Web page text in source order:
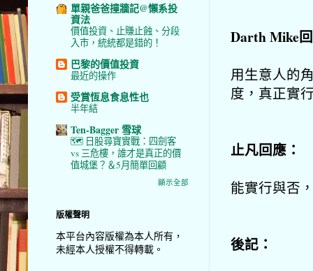
Darth Mike
用生意人的
度，真正實
止凡回應：
能實行與否
後記：
單親爸爸撞牆記@懶系投
資法
價值投資、止賺止蝕、分段
入市，統統都是錯的！
巴黎的價值投資
最近的操作
受賞恆息食息性也
半年結
Ten-Bagger 雪球
🗺️ 日股尋寶實戰：四劍客
vs 三危樓，誰才是真正的價
值城堡？＆5月簡單回顧
顯示全部
版權聲明
本平台內容版權為本人所有，
未經本人授權不得轉載。